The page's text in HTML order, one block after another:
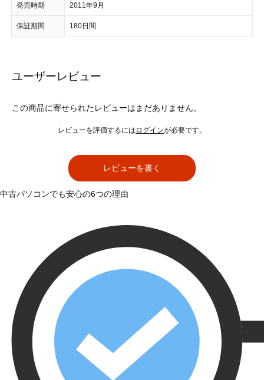
発売時期 2011年9月
保証期間 180日間
ユーザーレビュー
この商品に寄せられたレビューはまだありません。
レビューを評価するには ログインが必要です。
レビューを書く
中古パソコンでも安心の6つの理由